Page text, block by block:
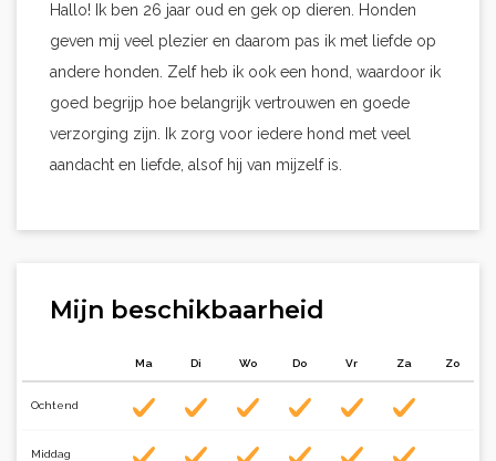
Hallo! Ik ben 26 jaar oud en gek op dieren. Honden
geven mij veel plezier en daarom pas ik met liefde op
andere honden. Zelf heb ik ook een hond, waardoor ik
goed begrijp hoe belangrijk vertrouwen en goede
verzorging zijn. Ik zorg voor iedere hond met veel
aandacht en liefde, alsof hij van mijzelf is.
Mijn beschikbaarheid
Ma Di Wo Do Vr Za Zo
Ochtend
Middag